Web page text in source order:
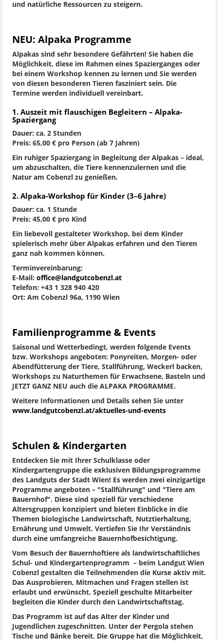
und natürliche Ressourcen zu steigern.
NEU: Alpaka Programme
Alpakas sind sehr besondere Gefährten! Sie haben die
Möglichkeit, diese im Rahmen eines Spazierganges oder
bei einem Workshop kennen zu lernen und Sie werden
von diesen besonderen Tieren fasziniert sein. Die
Termine werden individuell vereinbart.
1. Auszeit mit flauschigen Begleitern – Alpaka-
Spaziergang
Dauer: ca. 2 Stunden
Preis: 65,00 € pro Person (ab 7 Jahren)
Ein ruhiger Spaziergang in Begleitung der Alpakas – ideal,
um abzuschalten, die Tiere kennenzulernen und die
Natur am Cobenzl zu genießen.
2. Alpaka-Workshop für Kinder (3–6 Jahre)
Dauer: ca. 1 Stunde
Preis: 45,00 € pro Kind
Ein liebevoll gestalteter Workshop, bei dem Kinder
spielerisch mehr über Alpakas erfahren und den Tieren
ganz nah kommen können.
Terminvereinbarung:
E-Mail: office@landgutcobenzl.at
Telefon: +43 1 328 940 420
Ort: Am Cobenzl 96a, 1190 Wien
Familienprogramme & Events
Saisonal und Wetterbedingt, werden folgende Events
bzw. Workshops angeboten: Ponyreiten, Morgen- oder
Abendfütterung der Tiere, Stallführung, Weckerl backen,
Workshops zu Naturthemen für Erwachsene, Basteln und
JETZT GANZ NEU auch die ALPAKA PROGRAMME.
Weitere Informationen und Details sehen Sie unter
www.landgutcobenzl.at/aktuelles-und-events
Schulen & Kindergarten
Entdecken Sie mit Ihrer Schulklasse oder
Kindergartengruppe die exklusiven Bildungsprogramme
des Landguts der Stadt Wien! Es werden zwei einzigartige
Programme angeboten – "Stallführung" und "Tiere am
Bauernhof". Diese sind speziell für verschiedene
Altersgruppen konzipiert und bieten Einblicke in die
Themen biologische Landwirtschaft, Nutztierhaltung,
Ernährung und Umwelt. Vertiefen Sie Ihr Verständnis
durch eine umfangreiche Bauernhofbesichtigung.
Vom Besuch der Bauernhoftiere als landwirtschaftliches
Schul- und Kindergartenprogramm – beim Landgut Wien
Cobenzl gestalten die Teilnehmenden die Kurse aktiv mit.
Das Ausprobieren, Mitmachen und Fragen stellen ist
erlaubt und erwünscht. Speziell geschulte Mitarbeiter
begleiten die Kinder durch den Landwirtschaftstag.
Das Programm ist auf das Alter der Kinder und
Jugendlichen zugeschnitten. Unter der Pergola stehen
Tische und Bänke bereit. Die Gruppe hat die Möglichkeit,